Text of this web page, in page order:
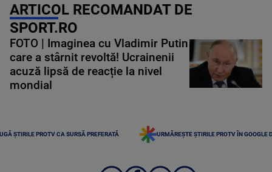
ARTICOL RECOMANDAT DE
SPORT.RO
FOTO | Imaginea cu Vladimir Putin
care a stârnit revoltă! Ucrainenii
acuză lipsă de reacție la nivel
mondial
ȘTIRILE PROTV CA SURSĂ PREFERATĂ URMĂREȘTE ȘTIRILE PROTV ÎN GOOGLE